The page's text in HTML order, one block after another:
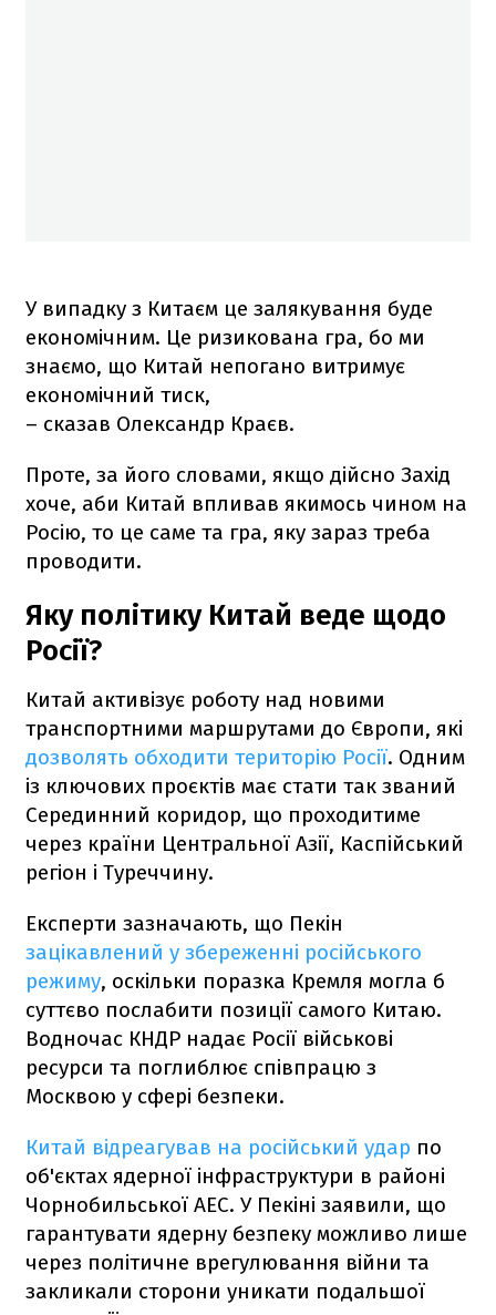
У випадку з Китаєм це залякування буде
економічним. Це ризикована гра, бо ми
знаємо, що Китай непогано витримує
економічний тиск,
– сказав Олександр Краєв.
Проте, за його словами, якщо дійсно Захід
хоче, аби Китай впливав якимось чином на
Росію, то це саме та гра, яку зараз треба
проводити.
Яку політику Китай веде щодо
Росії?
Китай активізує роботу над новими
транспортними маршрутами до Європи, які
дозволять обходити територію Росії. Одним
із ключових проєктів має стати так званий
Серединний коридор, що проходитиме
через країни Центральної Азії, Каспійський
регіон і Туреччину.
Експерти зазначають, що Пекін
зацікавлений у збереженні російського
режиму, оскільки поразка Кремля могла б
суттєво послабити позиції самого Китаю.
Водночас КНДР надає Росії військові
ресурси та поглиблює співпрацю з
Москвою у сфері безпеки.
Китай відреагував на російський удар по
об'єктах ядерної інфраструктури в районі
Чорнобильської АЕС. У Пекіні заявили, що
гарантувати ядерну безпеку можливо лише
через політичне врегулювання війни та
закликали сторони уникати подальшої